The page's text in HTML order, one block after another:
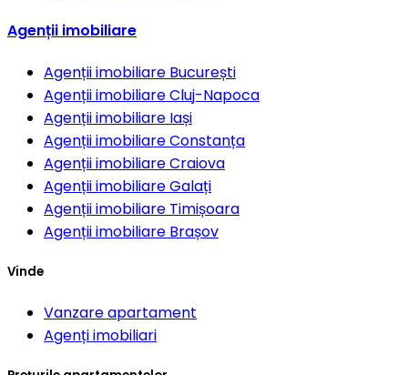
Agenții imobiliare
Agenții imobiliare București
Agenții imobiliareCluj-Napoca
Agenții imobiliare Iași
Agenții imobiliareConstanța
Agenții imobiliareCraiova
Agenții imobiliareGalați
Agenții imobiliare Timișoara
Agenții imobiliare Brașov
Vinde
Vanzare apartament
Agenți imobiliari